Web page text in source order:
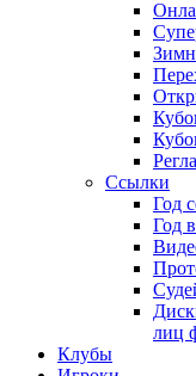
Ссылки
Год
Год
лиц
Клубы